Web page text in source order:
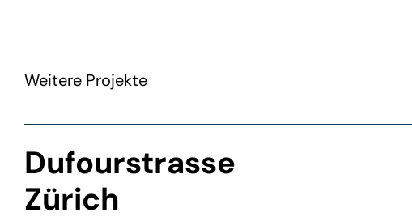
Weitere Projekte
Dufourstrasse
Zürich